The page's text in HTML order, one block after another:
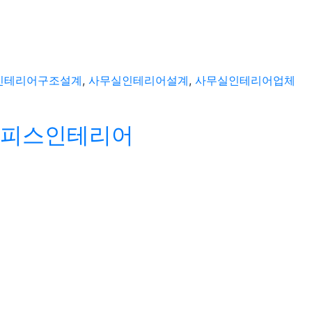
테리어구조설계, 사무실인테리어설계, 사무실인테리어업체
스인테리어